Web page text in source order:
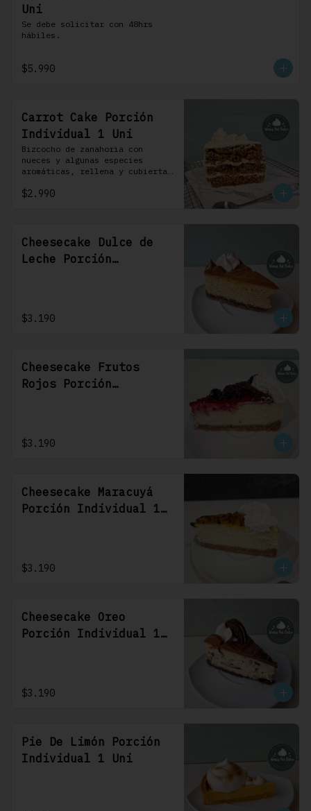
Uni
Se debe solicitar con 48hrs
hábiles.
$5.990
Carrot Cake Porción
Individual 1 Uni
Bizcocho de zanahoria con
nueces y algunas especies
aromáticas, rellena y cubierta
crema.
$2.990
Cheesecake Dulce de
Leche Porción
$3.190
Cheesecake Frutos
Rojos Porción
$3.190
Cheesecake Maracuyá
Porción Individual 1
$3.190
Cheesecake Oreo
Porción Individual 1
$3.190
Pie De Limón Porción
Individual 1 Uni